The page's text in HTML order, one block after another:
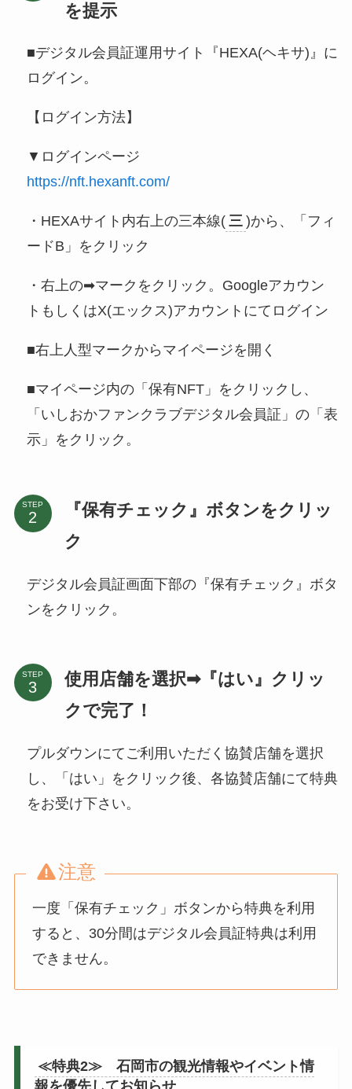
を提示
■デジタル会員証運用サイト『HEXA(ヘキサ)』に
ログイン。
【ログイン方法】
▼ログインページ
https://nft.hexanft.com/
・HEXAサイト内右上の三本線( 三 )から、「フィ
ードB」をクリック
・右上の➡マークをクリック。Googleアカウン
トもしくはX(エックス)アカウントにてログイン
■右上人型マークからマイページを開く
■マイページ内の「保有NFT」をクリックし、
「いしおかファンクラブデジタル会員証」の「表
示」をクリック。
STEP
『保有チェック』ボタンをクリッ
ク
デジタル会員証画面下部の『保有チェック』ボタ
ンをクリック。
STEP
使用店舗を選択➡『はい』クリッ
クで完了！
プルダウンにてご利用いただく協賛店舗を選択
し、「はい」をクリック後、各協賛店舗にて特典
をお受け下さい。
注意
一度「保有チェック」ボタンから特典を利用
すると、30分間はデジタル会員証特典は利用
できません。
≪特典2≫ 石岡市の観光情報やイベント情
報を優先してお知らせ